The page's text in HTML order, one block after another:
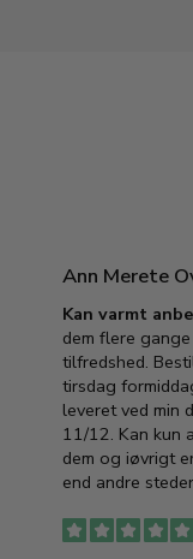
Ann Merete
Kan varmt
dem flere
tilfredshed.
tirsdag
leveret ved min
11/12. Kan kun
dem og iøvrigt
end andre